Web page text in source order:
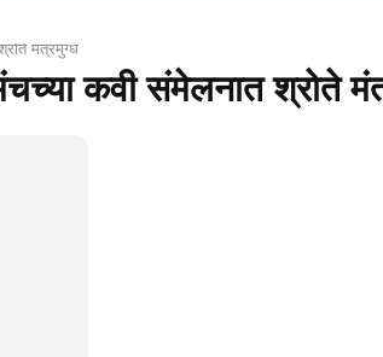
मंत्रमुग्ध
कवी संमेलनात श्रोते